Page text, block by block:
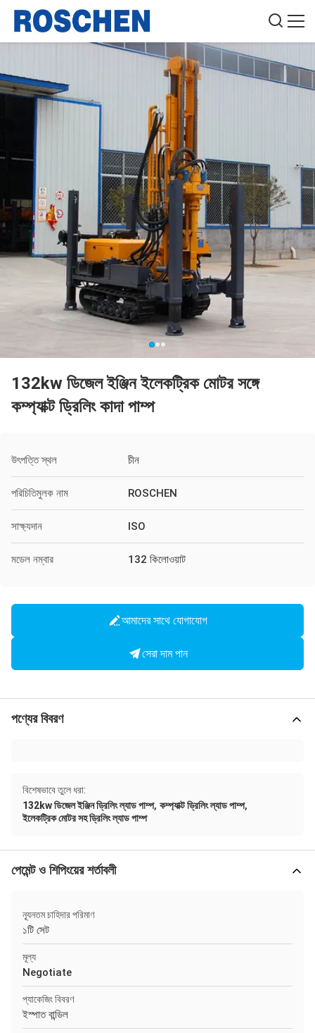
132kw ডিজেল ইঞ্জিন ইলেকট্রিক মোটর সঙ্গে
কম্প্যাক্ট ড্রিলিং কাদা পাম্প
উৎপত্তি স্থল চীন
পরিচিতিমুলক নাম ROSCHEN
সাক্ষ্যদান ISO
মডেল নম্বার 132 কিলোওয়াট
আমাদের সাথে যোগাযোগ
সেরা দাম পান
পণ্যের বিবরণ
বিশেষভাবে তুলে ধরা:
132kw ডিজেল ইঞ্জিন ড্রিলিং ল্যাড পাম্প, কম্প্যাক্ট ড্রিলিং ল্যাড পাম্প,
ইলেকট্রিক মোটর সহ ড্রিলিং ল্যাড পাম্প
পেমেন্ট ও শিপিংয়ের শর্তাবলী
ন্যূনতম চাহিদার পরিমাণ
১টি সেট
মূল্য
Negotiate
প্যাকেজিং বিবরণ
ইস্পাত বান্ডিল